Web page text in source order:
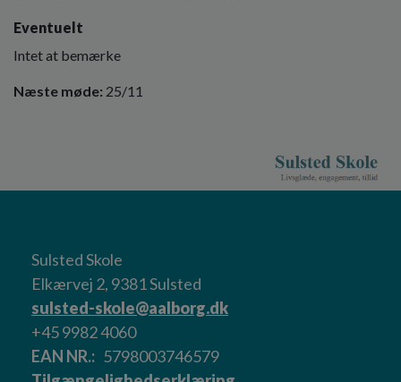
Eventuelt
Intet at bemærke
Næste møde: 25/11
Sulsted Skole
Elkærvej 2, 9381 Sulsted
sulsted-skole@aalborg.dk
+45 9982 4060
EAN NR.
5798003746579